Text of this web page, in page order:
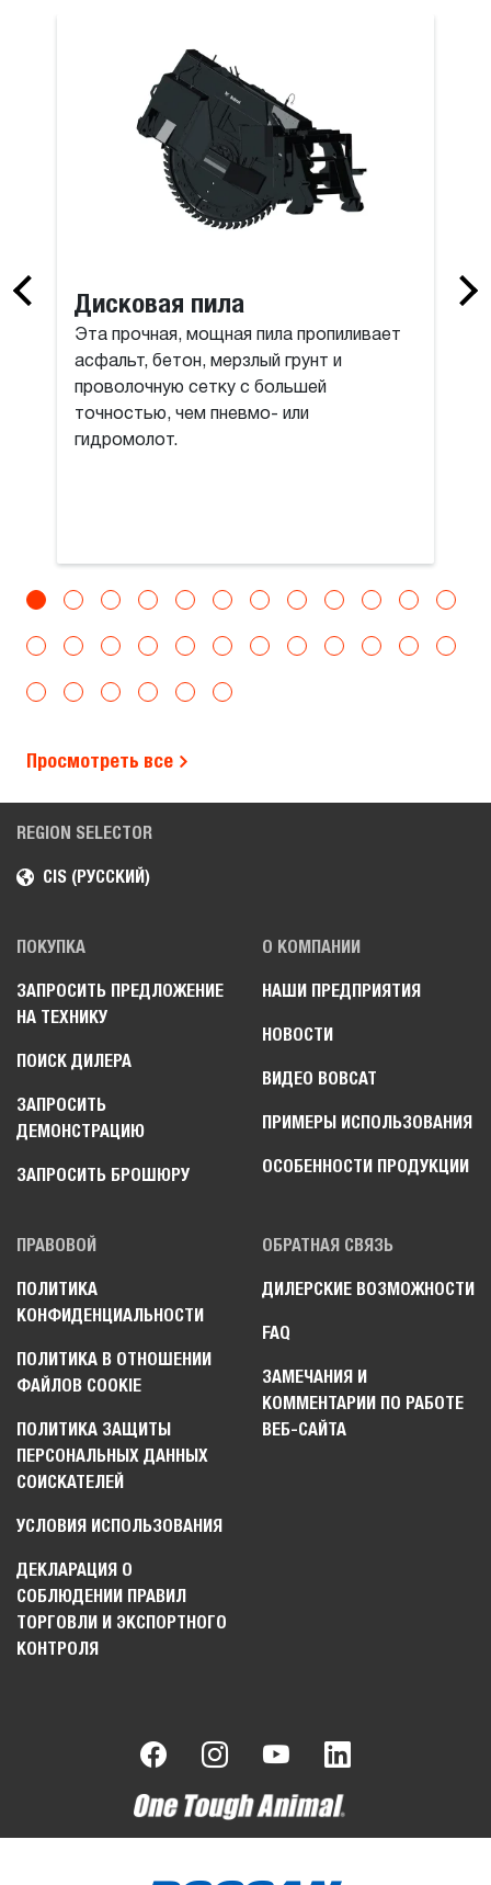
Дисковая пила
Эта прочная, мощная пила пропиливает
асфальт, бетон, мерзлый грунт и
проволочную сетку с большей
точностью, чем пневмо- или
гидромолот.
Просмотреть все
REGION SELECTOR
CIS (РУССКИЙ)
ПОКУПКА
ЗАПРОСИТЬ ПРЕДЛОЖЕНИЕ
НА ТЕХНИКУ
ПОИСК ДИЛЕРА
ЗАПРОСИТЬ
ДЕМОНСТРАЦИЮ
ЗАПРОСИТЬ БРОШЮРУ
О КОМПАНИИ
НАШИ ПРЕДПРИЯТИЯ
НОВОСТИ
ВИДЕО BOBCAT
ПРИМЕРЫ ИСПОЛЬЗОВАНИЯ
ОСОБЕННОСТИ ПРОДУКЦИИ
ПРАВОВОЙ
ПОЛИТИКА
КОНФИДЕНЦИАЛЬНОСТИ
ПОЛИТИКА В ОТНОШЕНИИ
ФАЙЛОВ COOKIE
ПОЛИТИКА ЗАЩИТЫ
ПЕРСОНАЛЬНЫХ ДАННЫХ
СОИСКАТЕЛЕЙ
УСЛОВИЯ ИСПОЛЬЗОВАНИЯ
ДЕКЛАРАЦИЯ О
СОБЛЮДЕНИИ ПРАВИЛ
ТОРГОВЛИ И ЭКСПОРТНОГО
КОНТРОЛЯ
ОБРАТНАЯ СВЯЗЬ
ДИЛЕРСКИЕ ВОЗМОЖНОСТИ
FAQ
ЗАМЕЧАНИЯ И
КОММЕНТАРИИ ПО РАБОТЕ
ВЕБ-САЙТА